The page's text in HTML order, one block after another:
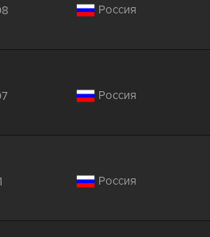
Россия
Россия
Россия